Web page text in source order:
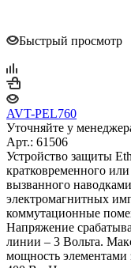
Быстрый просмотр
AVT-PEL760
Уточняйте у
Арт.: 61506
Устройство защиты
кратковременного
вызванного наводками
электромагнитных
коммутационные
Напряжение
линии – 3 Вольта.
мощность